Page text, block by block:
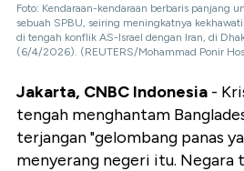
Foto: Kendaraan-kendaraan berbaris panjang
sebuah SPBU, seiring meningkatnya
di tengah konflik AS-Israel dengan Iran, di
(6/4/2026). (REUTERS/Mohammad Ponir
Jakarta, CNBC Indonesia -
tengah menghantam
terjangan "gelombang panas
menyerang negeri itu. Negara